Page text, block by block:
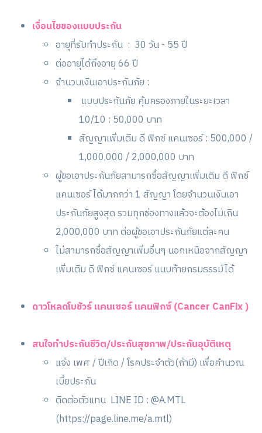
เงื่อนไขของแบบประกัน
อายุที่รับทำประกัน : 30 วัน - 55 ปี
ต่ออายุได้ถึงอายุ 66 ปี
จำนวนเงินเอาประกันภัย :
แบบประกันภัย คุ้มครองภายในระยะเวลา
10/10 : 50,000 บาท
สัญญาเพิ่มเติม ดี ฟิกซ์ แคนเซอร์ : 500,000 /
1,000,000 / 2,000,000 บาท
ผู้ขอเอาประกันภัยสามารถซื้อสัญญาเพิ่มเติม ดี ฟิกซ์
แคนเซอร์ ได้มากกว่า 1 สัญญา โดยจำนวนเงินเอา
ประกันภัยสูงสุด รวมทุกช่องทางแล้วจะต้องไม่เกิน
2,000,000 บาท ต่อผู้ขอเอาประกันภัยแต่ละคน
ไม่สามารถซื้อสัญญาเพิ่มอื่นๆ นอกเหนือจากสัญญา
เพิ่มเติม ดี ฟิกซ์ แคนเซอร์ แนบท้ายกรมธรรม์ได้
ดาวโหลดโบชัวร์ แคนเซอร์ แคนฟิกซ์ (Cancer CanFix )
สนใจทำประกันชีวิต/ประกันสุขภาพ/ประกันอุบัติเหตุ
แจ้ง เพศ / ปีเกิด / โรคประจำตัว(ถ้ามี) เพื่อคำนวณ
เบี้ยประกัน
ติดต่อตัวแทน LINE ID : @A.MTL
(https://page.line.me/a.mtl)